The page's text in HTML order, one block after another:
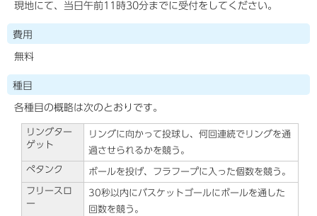
現地にて、当日午前11時30分までに受付をしてください。
費用
無料
種目
各種目の概略は次のとおりです。
リングター
ゲット
リングに向かって投球し、何回連続でリングを通
過させられるかを競う。
ペタンク ボールを投げ、フラフープに入った個数を競う。
フリースロ
ー
30秒以内にバスケットゴールにボールを通した
回数を競う。